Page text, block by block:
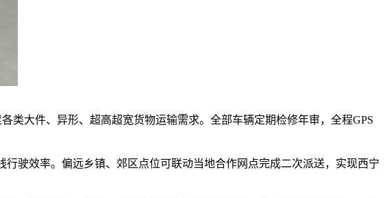
类大件、异形、超高超宽货物运输需求。全部车辆定期检修年审，全程GPS
驶效率。偏远乡镇、郊区点位可联动当地合作网点完成二次派送，实现西宁